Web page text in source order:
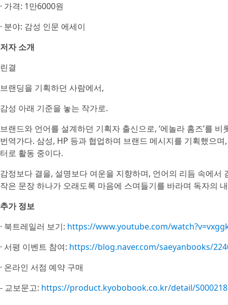
· 가격: 1만6000원
· 분야: 감성 인문 에세이
저자 소개
린결
브랜딩을 기획하던 사람에서,
감성 아래 기준을 놓는 작가로.
브랜드와 언어를 설계하던 기획자 출신으로, ‘에놀라 홈즈’를
번역가다. 삼성, HP 등과 협업하며 브랜드 메시지를 기획했으
터로 활동 중이다.
감정보다 결을, 설명보다 여운을 지향하며, 언어의 리듬 속에서
작은 문장 하나가 오래도록 마음에 스며들기를 바라며 독자의
추가 정보
· 북트레일러 보기: https://www.youtube.com/
· 서평 이벤트 참여: https://blog.naver.com/saeyanbooks/
· 온라인 서점 예약 구매
- 교보문고: https://product.kyobobook.co.kr/detail/